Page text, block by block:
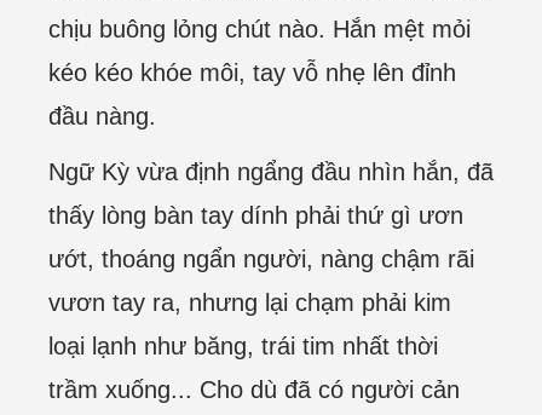
chịu buông lỏng chút nào. Hắn mệt mỏi
kéo kéo khóe môi, tay vỗ nhẹ lên đỉnh
đầu nàng.
Ngữ Kỳ vừa định ngẩng đầu nhìn hắn, đã
thấy lòng bàn tay dính phải thứ gì ươn
ướt, thoáng ngẩn người, nàng chậm rãi
vươn tay ra, nhưng lại chạm phải kim
loại lạnh như băng, trái tim nhất thời
trầm xuống... Cho dù đã có người cản